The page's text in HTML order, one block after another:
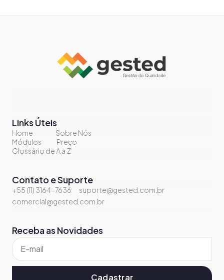
Receba as Novidades
Cadastrar
Links Úteis
Home
Sobre Nós
Módulos
Preço
Glossário de A a Z
Contato e Suporte
+55 (11) 3164-7636
suporte@gested.com.br
comercial@gested.com.br